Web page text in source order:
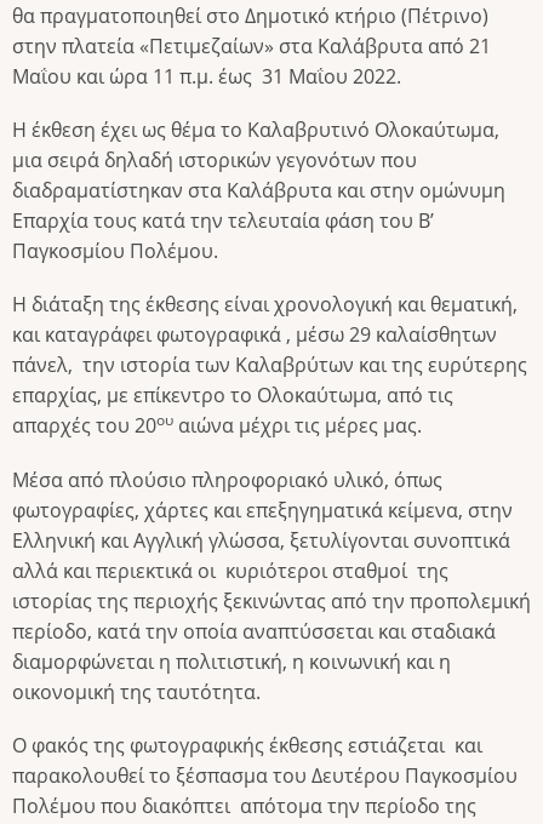
θα πραγματοποιηθεί στο Δημοτικό κτήριο (Πέτρινο)
στην πλατεία «Πετιμεζαίων» στα Καλάβρυτα από 21
Μαΐου και ώρα 11 π.μ. έως 31 Μαΐου 2022.
Η έκθεση έχει ως θέμα το Καλαβρυτινό Ολοκαύτωμα,
μια σειρά δηλαδή ιστορικών γεγονότων που
διαδραματίστηκαν στα Καλάβρυτα και στην ομώνυμη
Επαρχία τους κατά την τελευταία φάση του Β’
Παγκοσμίου Πολέμου.
Η διάταξη της έκθεσης είναι χρονολογική και θεματική,
και καταγράφει φωτογραφικά , μέσω 29 καλαίσθητων
πάνελ, την ιστορία των Καλαβρύτων και της ευρύτερης
επαρχίας, με επίκεντρο το Ολοκαύτωμα, από τις
απαρχές του 20ου αιώνα μέχρι τις μέρες μας.
Μέσα από πλούσιο πληροφοριακό υλικό, όπως
φωτογραφίες, χάρτες και επεξηγηματικά κείμενα, στην
Ελληνική και Αγγλική γλώσσα, ξετυλίγονται συνοπτικά
αλλά και περιεκτικά οι κυριότεροι σταθμοί της
ιστορίας της περιοχής ξεκινώντας από την προπολεμική
περίοδο, κατά την οποία αναπτύσσεται και σταδιακά
διαμορφώνεται η πολιτιστική, η κοινωνική και η
οικονομική της ταυτότητα.
Ο φακός της φωτογραφικής έκθεσης εστιάζεται και
παρακολουθεί το ξέσπασμα του Δευτέρου Παγκοσμίου
Πολέμου που διακόπτει απότομα την περίοδο της